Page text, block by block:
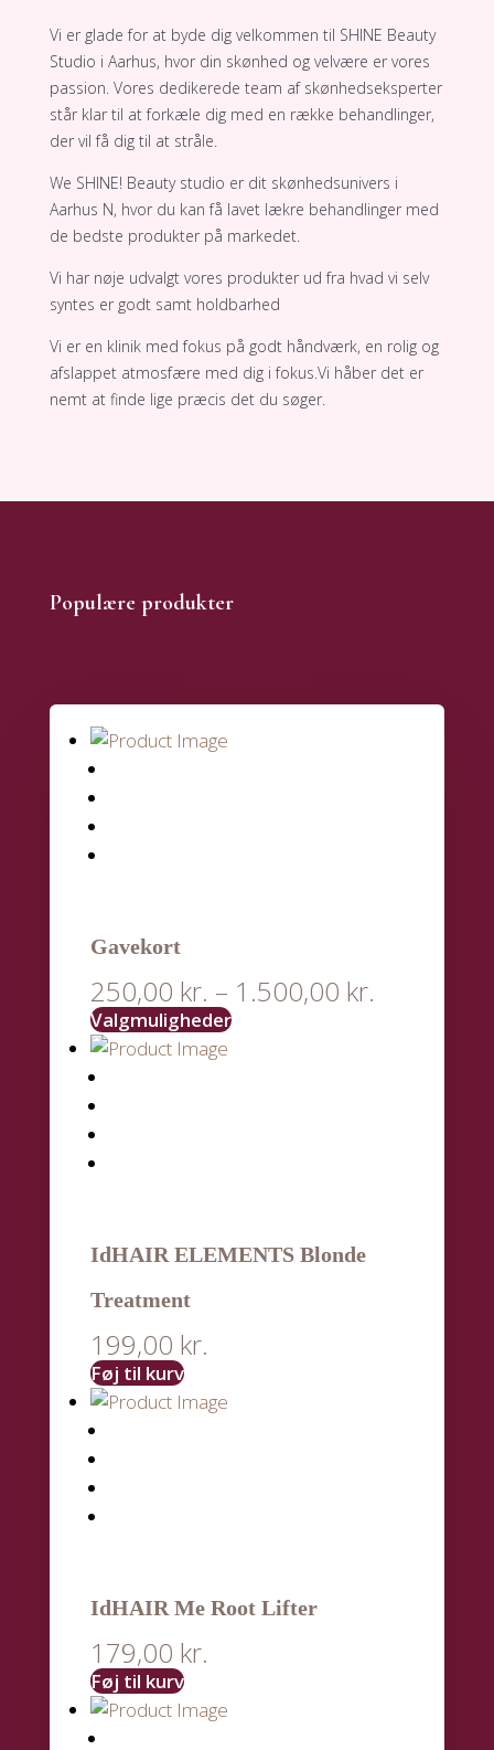
Vi er glade for at byde dig velkommen til SHINE Beauty
Studio i Aarhus, hvor din skønhed og velvære er vores
passion. Vores dedikerede team af skønhedseksperter
står klar til at forkæle dig med en række behandlinger,
der vil få dig til at stråle.
We SHINE! Beauty studio er dit skønhedsunivers i
Aarhus N, hvo​r du kan få lavet lækre behandlinger med
de bedste produkter på markedet.
​Vi har nøje udvalgt vores produkter ud fra hvad vi selv
syntes er godt samt holdbarhed
Vi er en klinik med fokus på godt håndværk, en rolig og
afslappet atmosfære med dig i fokus.Vi håber det er
nemt at finde lige præcis det du søger.
Populære produkter
Gavekort
250,00 kr. – 1.500,00 kr.
Valgmuligheder
IdHAIR ELEMENTS Blonde
Treatment
199,00 kr.
Føj til kurv
IdHAIR Me Root Lifter
179,00 kr.
Føj til kurv